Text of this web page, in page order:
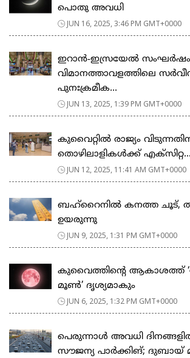
പൊതു അവധി
JUN 16, 2025, 3:46 PM GMT+0000
ഇറാൻ-ഇസ്രയേൽ
വിമാനത്താവളത്തിലെ
പുനഃക്രമീക...
JUN 13, 2025, 1:39 PM GMT+0000
കുവൈറ്റിൽ രാജ്യം
തൊഴിലാളികൾക്ക് എക്സിറ്റ...
JUN 12, 2025, 11:41 AM GMT+0000
ബഹ്റൈനില്‍ കനത്ത ചൂട്,
ഉയരുന്നു
JUN 9, 2025, 1:31 PM GMT+0000
കുവൈത്തിന്റെ ആകാശത്ത്
മൂൺ’ ദൃശ്യമാകും
JUN 6, 2025, 1:32 PM GMT+0000
പെരുന്നാള്‍ അവധി
സൗജന്യ പാര്‍ക്കിങ്; ദുബായ്